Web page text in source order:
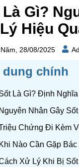
Gì?
Hiệu
28/08/2025
dung chính
Là Gì? Định
Nhân Gây Sốt
Chứng Đi Kèm
Nào Cần Gặp
Xử Lý Khi Bị